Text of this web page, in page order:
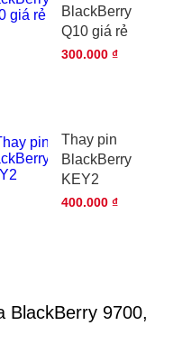
BlackBerry
Q10 giá rẻ
300.000 ₫
Thay pin
BlackBerry
KEY2
400.000 ₫
BlackBerry 9700,